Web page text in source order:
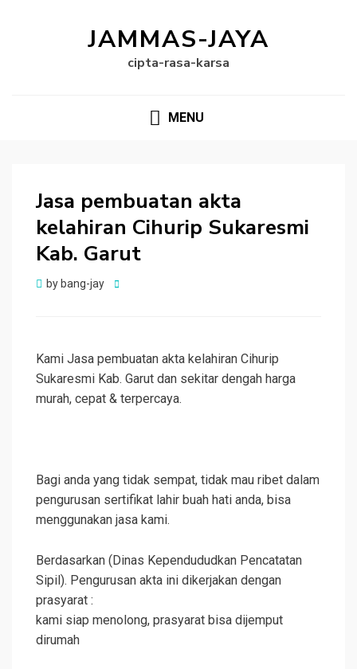
JAMMAS-JAYA
cipta-rasa-karsa
MENU
Jasa pembuatan akta
kelahiran Cihurip Sukaresmi
Kab. Garut
by bang-jay
Posted
Kami Jasa pembuatan akta kelahiran Cihurip
Sukaresmi Kab. Garut dan sekitar dengah harga
murah, cepat & terpercaya.
Bagi anda yang tidak sempat, tidak mau ribet dalam
pengurusan sertifikat lahir buah hati anda, bisa
menggunakan jasa kami.
Berdasarkan (Dinas Kependududkan Pencatatan
Sipil). Pengurusan akta ini dikerjakan dengan
prasyarat :
kami siap menolong, prasyarat bisa dijemput
dirumah